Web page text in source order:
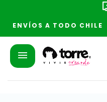
ENVÍOS A TODO CHILE